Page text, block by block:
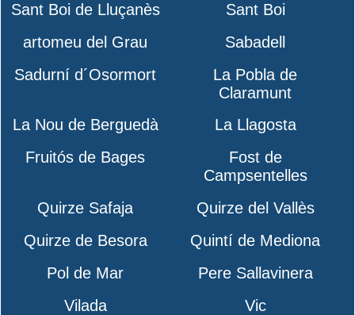
Sant Boi de Lluçanès
Sant Boi
artomeu del Grau
Sabadell
Sadurní d´Osormort
La Pobla de
Claramunt
La Nou de Berguedà
La Llagosta
Fruitós de Bages
Fost de
Campsentelles
Quirze Safaja
Quirze del Vallès
Quirze de Besora
Quintí de Mediona
Pol de Mar
Pere Sallavinera
Vilada
Vic